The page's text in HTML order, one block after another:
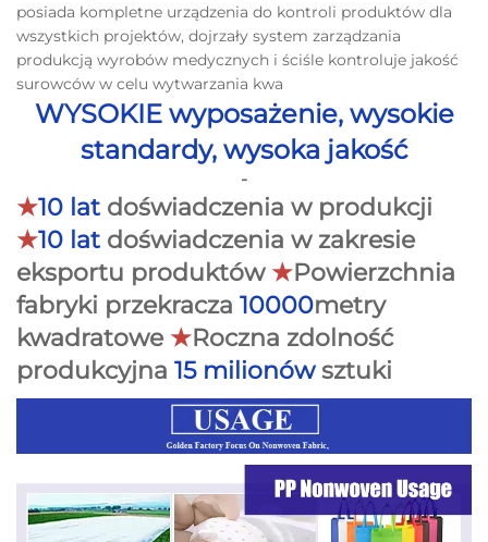
posiada kompletne urządzenia do kontroli produktów dla
wszystkich projektów, dojrzały system zarządzania
produkcją wyrobów medycznych i ściśle kontroluje jakość
surowców w celu wytwarzania kwa
WYSOKIE wyposażenie, wysokie
standardy, wysoka jakość
-
★10 lat doświadczenia w produkcji
★10 lat doświadczenia w zakresie
eksportu produktów ★Powierzchnia
fabryki przekracza 10000metry
kwadratowe ★Roczna zdolność
produkcyjna 15 milionówsztuki